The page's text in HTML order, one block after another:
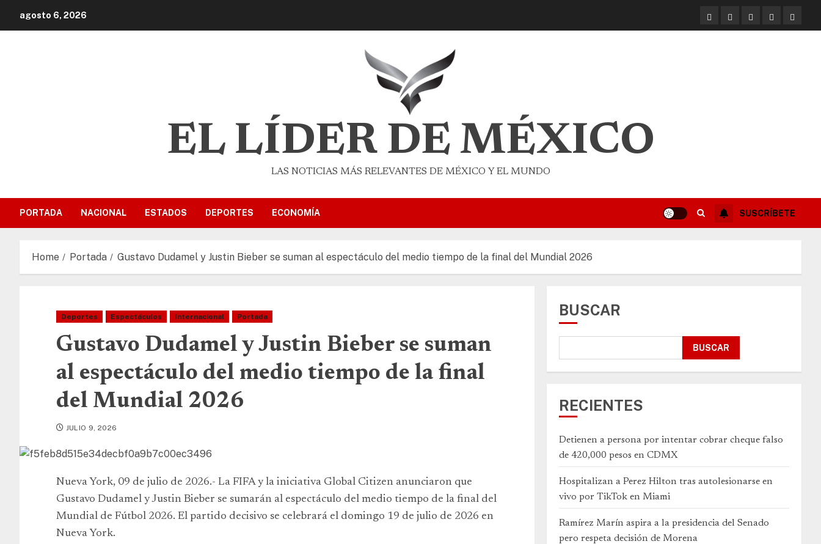
agosto 6, 2026
EL LÍDER DE MÉXICO
LAS NOTICIAS MÁS RELEVANTES DE MÉXICO Y EL MUNDO
PORTADA NACIONAL ESTADOS DEPORTES ECONOMÍA SUSCRÍBETE
Home Portada Gustavo Dudamel y Justin Bieber se suman al espectáculo del medio tiempo de la final del Mundial 2026
Deportes Espectáculos Internacional Portada
Gustavo Dudamel y Justin Bieber se suman
al espectáculo del medio tiempo de la final
del Mundial 2026
JULIO 9, 2026
Nueva York, 09 de julio de 2026.- La FIFA y la iniciativa Global Citizen anunciaron que
Gustavo Dudamel y Justin Bieber se sumarán al espectáculo del medio tiempo de la final del
Mundial de Fútbol 2026. El partido decisivo se celebrará el domingo 19 de julio de 2026 en
Nueva York.
BUSCAR
BUSCAR
RECIENTES
Detienen a persona por intentar cobrar cheque falso
de 420,000 pesos en CDMX
Hospitalizan a Perez Hilton tras autolesionarse en
vivo por TikTok en Miami
Ramírez Marín aspira a la presidencia del Senado
pero respeta decisión de Morena